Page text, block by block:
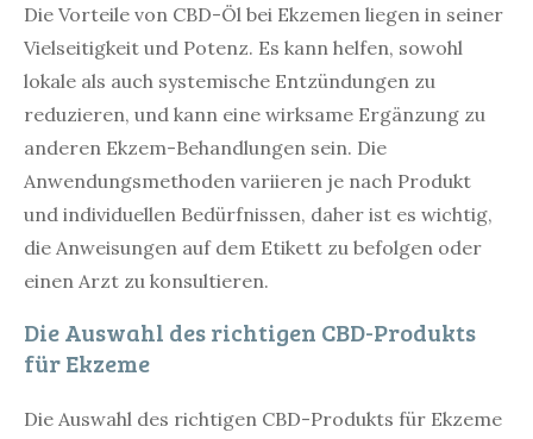
Die Vorteile von CBD-Öl bei Ekzemen liegen in seiner
Vielseitigkeit und Potenz. Es kann helfen, sowohl
lokale als auch systemische Entzündungen zu
reduzieren, und kann eine wirksame Ergänzung zu
anderen Ekzem-Behandlungen sein. Die
Anwendungsmethoden variieren je nach Produkt
und individuellen Bedürfnissen, daher ist es wichtig,
die Anweisungen auf dem Etikett zu befolgen oder
einen Arzt zu konsultieren.
Die Auswahl des richtigen CBD-Produkts
für Ekzeme
Die Auswahl des richtigen CBD-Produkts für Ekzeme